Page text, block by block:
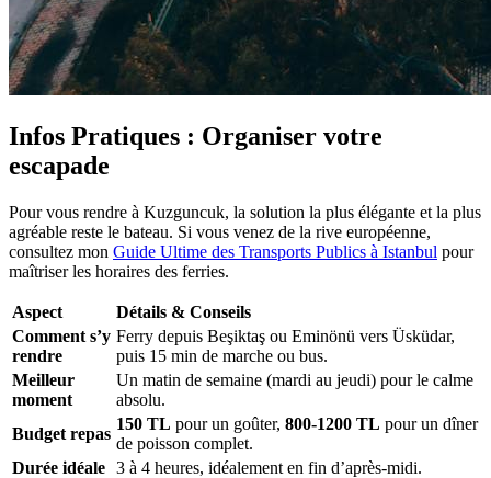
Infos Pratiques : Organiser votre
escapade
Pour vous rendre à Kuzguncuk, la solution la plus élégante et la plus
agréable reste le bateau. Si vous venez de la rive européenne,
consultez mon Guide Ultime des Transports Publics à Istanbul pour
maîtriser les horaires des ferries.
Aspect
Détails & Conseils
Comment s’y
rendre
Ferry depuis Beşiktaş ou Eminönü vers Üsküdar,
puis 15 min de marche ou bus.
Meilleur
moment
Un matin de semaine (mardi au jeudi) pour le calme
absolu.
Budget repas
150 TL pour un goûter, 800-1200 TL pour un dîner
de poisson complet.
Durée idéale 3 à 4 heures, idéalement en fin d’après-midi.